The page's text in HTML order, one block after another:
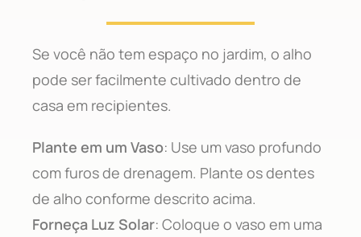
Se você não tem espaço no jardim, o alho
pode ser facilmente cultivado dentro de
casa em recipientes.
Plante em um Vaso: Use um vaso profundo
com furos de drenagem. Plante os dentes
de alho conforme descrito acima.
Forneça Luz Solar: Coloque o vaso em uma